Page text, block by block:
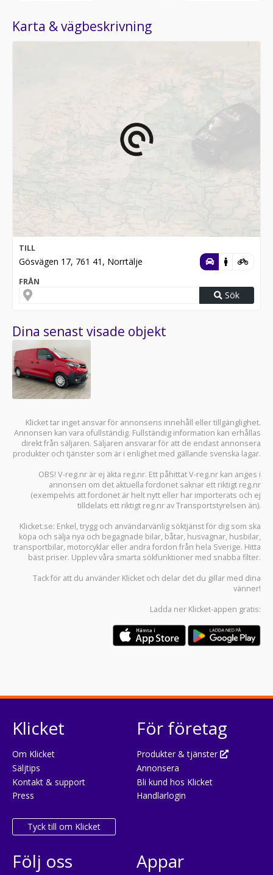
Karta & vägbeskrivning
TILL
Gösvägen 17, 761 41, Norrtälje
FRÅN
Sök
Dina senast visade objekt
Klicket tar inget ansvar för annonsens innehåll eller tillgänglighet.
Annonsen kan vara ofullständig. Fullständig information kan erhållas
direkt från säljaren. Säljaren ansvarar för att de endast annonsera
produkter och tjänster som är i enlighet med gällande svenska lagar.
OBS! V-reg.nr är ej äkta reg.nr. Ett påhittat V-reg.nr kan anges i
annonsen om det aktuella fordonet saknar ett riktigt reg.nr
(exempelvis att fordonet är helt nytt eller har importerats och ej
tilldelats ett riktigt reg.nr av Transportstyrelsen än).
Klicket.se: Enkel, trygg och användarvänlig söktjänst för dig som ska
köpa och sälja nya och begagnade bilar, båtar, husvagnar, husbilar,
transportbilar, motorcyklar eller andra fordon från hela Sverige. Hitta
bäst priser. Upplev våra smarta sökfunktioner med snabba filter.
Tack för att du använder Klicket och delar det du gillar med dina
vänner!
Ladda ner Klicket-appen gratis:
Klicket
Om Klicket
Säljtips
Kontakt & support
Press
Tyck till om Klicket
För företag
Produkter & tjänster
Annonsera
Bli kund hos Klicket
Handlarlogin
Följ oss Appar